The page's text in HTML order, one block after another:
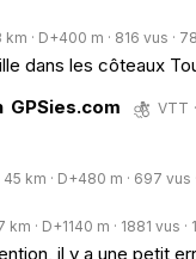
km · D+400 m · 816 vus ·
dans les côteaux
VTT
45 km · D+480 m · 697 vus
km · D+1140 m · 1881 vus ·
il y a une petit